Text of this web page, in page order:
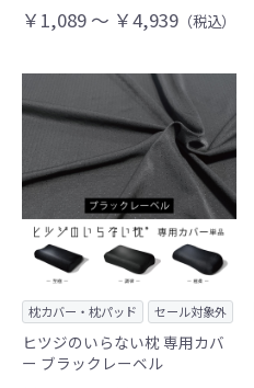
￥1,089 ～ ￥4,939 （税込）
枕カバー・枕パッド セール対象外
ヒツジのいらない枕 専用カバ
ー ブラックレーベル